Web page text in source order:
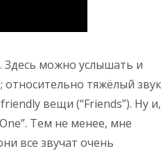
можно услышать и
тяжёлый звук
вещи (“Friends”). Ну и,
Тем не менее, мне
все звучат очень